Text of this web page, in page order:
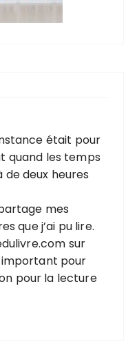
était pour
quand les temps
deux heures
mes
que j’ai pu lire.
sur
pour
pour la lecture